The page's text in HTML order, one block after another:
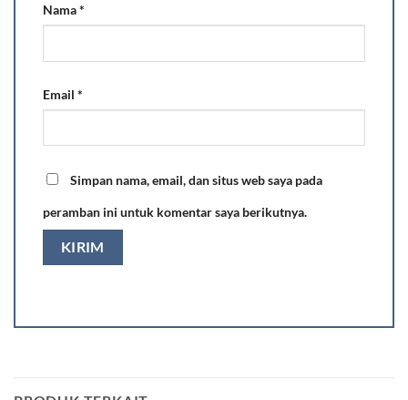
Nama*
Email *
Simpan nama, email, dan situs web saya pada
peramban ini untuk komentar saya berikutnya.